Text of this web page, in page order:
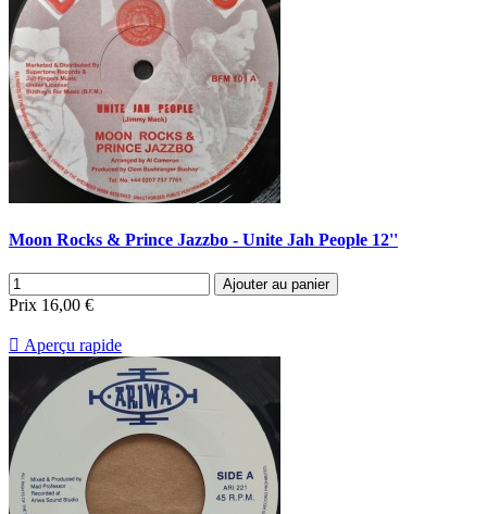
Moon Rocks & Prince Jazzbo - Unite Jah People 12''
Ajouter au panier
Prix 16,00 €
 Aperçu rapide